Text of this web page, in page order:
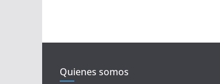
Quienes somos